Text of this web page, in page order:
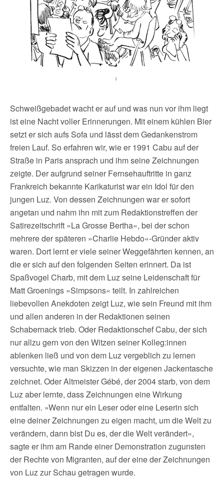
Schweißgebadet wacht er auf und was nun vor ihm liegt
ist eine Nacht voller Erinnerungen. Mit einem kühlen Bier
setzt er sich aufs Sofa und lässt dem Gedankenstrom
freien Lauf. So erfahren wir, wie er 1991 Cabu auf der
Straße in Paris ansprach und ihm seine Zeichnungen
zeigte. Der aufgrund seiner Fernsehauftritte in ganz
Frankreich bekannte Karikaturist war ein Idol für den
jungen Luz. Von dessen Zeichnungen war er sofort
angetan und nahm ihn mit zum Redaktionstreffen der
Satirezeitschrift »La Grosse Bertha«, bei der schon
mehrere der späteren »Charlie Hebdo«-Gründer aktiv
waren. Dort lernt er viele seiner Weggefährten kennen, an
die er sich auf den folgenden Seiten erinnert. Da ist
Spaßvogel Charb, mit dem Luz seine Leidenschaft für
Matt Groenings »Simpsons« teilt. In zahlreichen
liebevollen Anekdoten zeigt Luz, wie sein Freund mit ihm
und allen anderen in der Redaktionen seinen
Schabernack trieb. Oder Redaktionschef Cabu, der sich
nur allzu gern von den Witzen seiner Kolleg:innen
ablenken ließ und von dem Luz vergeblich zu lernen
versuchte, wie man Skizzen in der eigenen Jackentasche
zeichnet. Oder Altmeister Gébé, der 2004 starb, von dem
Luz aber lernte, dass Zeichnungen eine Wirkung
entfalten. »Wenn nur ein Leser oder eine Leserin sich
eine deiner Zeichnungen zu eigen macht, um die Welt zu
verändern, dann bist Du es, der die Welt verändert«,
sagte er ihm am Rande einer Demonstration zugunsten
der Rechte von Migranten, auf der eine der Zeichnungen
von Luz zur Schau getragen wurde.